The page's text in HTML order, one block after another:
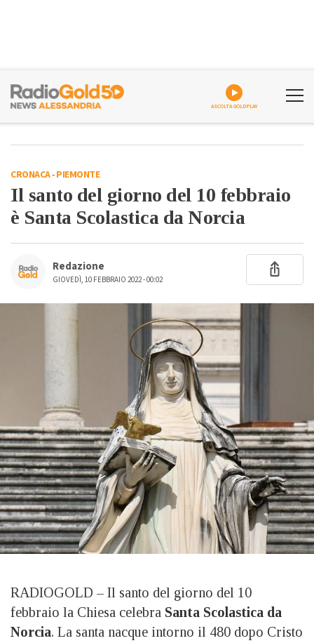
ASCOLTA GOLDPLAY
CRONACA-PIEMONTE
Il santo del giorno del 10 febbraio
è Santa Scolastica da Norcia
Redazione
GIOVEDÌ, 10 FEBBRAIO 2022 - 00:02
RADIOGOLD – Il santo del giorno del 10
febbraio la Chiesa celebra Santa Scolastica da
Norcia. La santa nacque intorno il 480 dopo Cristo